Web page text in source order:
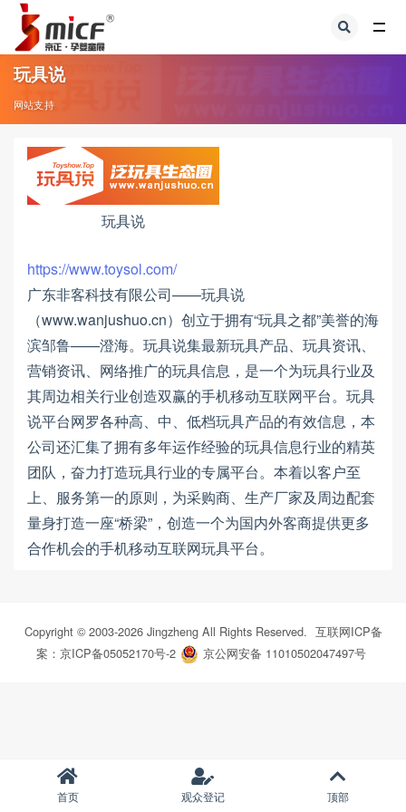
玩具说
网站支持
玩具说
https://www.toysol.com/
广东非客科技有限公司——玩具说
（www.wanjushuo.cn）创立于拥有“玩具之都”美誉的海
滨邹鲁——澄海。玩具说集最新玩具产品、玩具资讯、
营销资讯、网络推广的玩具信息，是一个为玩具行业及
其周边相关行业创造双赢的手机移动互联网平台。玩具
说平台网罗各种高、中、低档玩具产品的有效信息，本
公司还汇集了拥有多年运作经验的玩具信息行业的精英
团队，奋力打造玩具行业的专属平台。本着以客户至
上、服务第一的原则，为采购商、生产厂家及周边配套
量身打造一座“桥梁”，创造一个为国内外客商提供更多
合作机会的手机移动互联网玩具平台。
Copyright © 2003-2026Jingzheng All Rights Reserved. 互联网ICP备
案：京ICP备05052170号-2
京公网安备 11010502047497号
首页 观众登记 顶部
全部